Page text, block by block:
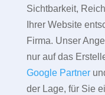
Sichtbarkeit,
Ihrer Website
Firma. Unser
nur auf das
Google Partner
der Lage, für Sie